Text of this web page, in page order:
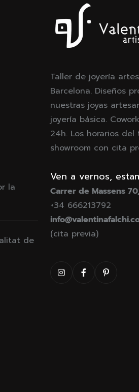
la
de
Taller de joyería
Barcelona. Diseños
nuestras joyas
joyería básica.
24h. Los horarios
showroom con cita
Ven a vernos,
Carrer de Massens
+34 666213792
(cita previa)